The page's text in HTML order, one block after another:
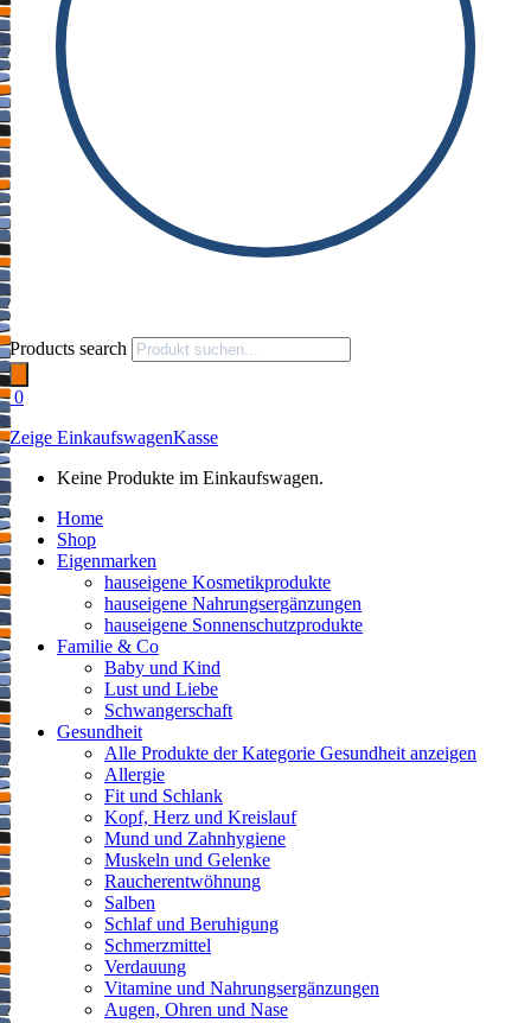
Products search
0
Zeige EinkaufswagenKasse
Keine Produkte im Einkaufswagen.
Home
Shop
Eigenmarken
hauseigene Kosmetikprodukte
hauseigene Nahrungsergänzungen
hauseigene Sonnenschutzprodukte
Familie & Co
Baby und Kind
Lust und Liebe
Schwangerschaft
Gesundheit
Alle Produkte der Kategorie Gesundheit anzeigen
Allergie
Fit und Schlank
Kopf, Herz und Kreislauf
Mund und Zahnhygiene
Muskeln und Gelenke
Raucherentwöhnung
Salben
Schlaf und Beruhigung
Schmerzmittel
Verdauung
Vitamine und Nahrungsergänzungen
Augen, Ohren und Nase